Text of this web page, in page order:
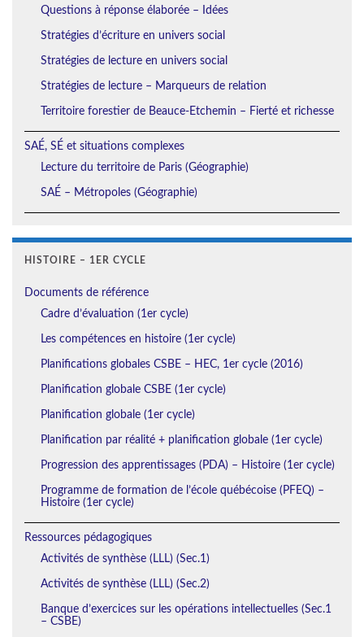
Questions à réponse élaborée – Idées
Stratégies d’écriture en univers social
Stratégies de lecture en univers social
Stratégies de lecture – Marqueurs de relation
Territoire forestier de Beauce-Etchemin – Fierté et richesse
SAÉ, SÉ et situations complexes
Lecture du territoire de Paris (Géographie)
SAÉ – Métropoles (Géographie)
HISTOIRE – 1ER CYCLE
Documents de référence
Cadre d’évaluation (1er cycle)
Les compétences en histoire (1er cycle)
Planifications globales CSBE – HEC, 1er cycle (2016)
Planification globale CSBE (1er cycle)
Planification globale (1er cycle)
Planification par réalité + planification globale (1er cycle)
Progression des apprentissages (PDA) – Histoire (1er cycle)
Programme de formation de l’école québécoise (PFEQ) –
Histoire (1er cycle)
Ressources pédagogiques
Activités de synthèse (LLL) (Sec.1)
Activités de synthèse (LLL) (Sec.2)
Banque d’exercices sur les opérations intellectuelles (Sec.1
– CSBE)